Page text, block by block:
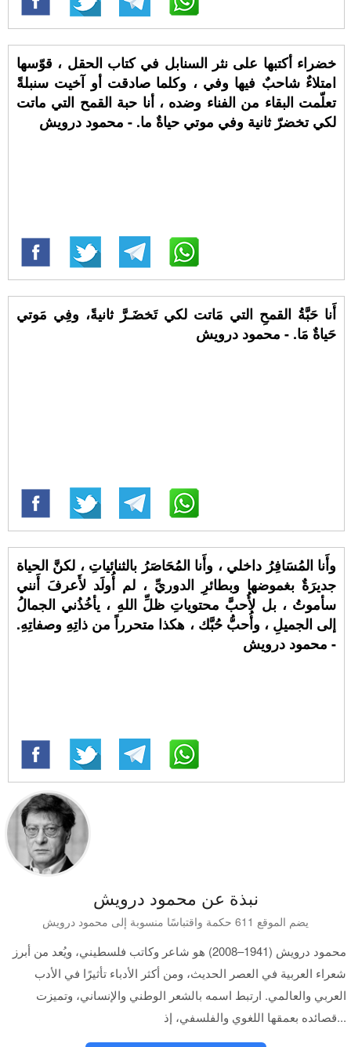
خضراء أكتبها على نثر السنابل في كتاب الحقل ، قوّسها
امتلاءٌ شاحبٌ فيها وفي ، وكلما صادقت أو آخيت سنبلةً
تعلّمت البقاء من الفناء وضده ، أنا حبة القمح التي ماتت
لكي تخضرّ ثانية وفي موتي حياةٌ ما. - محمود درويش
أَنا حَبَّةُ القمحِ التي مَاتت لكي تَخضَـرَّ ثانيةً، وفِي مَوتي
حَياةٌ مَا. - محمود درويش
وأَنا المُسَافِرُ داخلي ، وأَنا المُحَاصَرُ بالثنائياتِ ، لكنَّ الحياة
جديرَةٌ بغموضها وبطائرِ الدوريِّ ، لم أُولَد لأَعرفَ أَنني
سأموتُ ، بل لأُحبَّ محتوياتِ ظلِّ اللهِ ، يأخُذُني الجمالُ
إلى الجميلِ ، وأُحبُّ حُبَّك ، هكذا متحرراً من ذاتِهِ وصفاتِهِ.
- محمود درويش
نبذة عن محمود درويش
يضم الموقع 611 حكمة واقتباسًا منسوبة إلى محمود درويش
محمود درويش (1941–2008) هو شاعر وكاتب فلسطيني، ويُعد من أبرز
شعراء العربية في العصر الحديث، ومن أكثر الأدباء تأثيرًا في الأدب
العربي والعالمي. ارتبط اسمه بالشعر الوطني والإنساني، وتميزت
قصائده بعمقها اللغوي والفلسفي، إذ...